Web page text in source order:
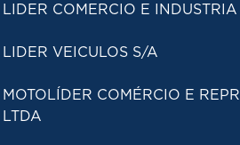
LIDER COMERCIO E
LIDER VEICULOS S/A
MOTOLÍDER COMÉRCIO E
LTDA